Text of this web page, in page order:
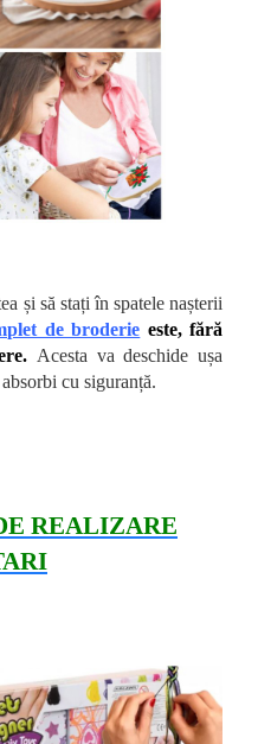
și să stați în spatele nașterii
de broderie este, fără
Acesta va deschide ușa
cu siguranță.
REALIZARE